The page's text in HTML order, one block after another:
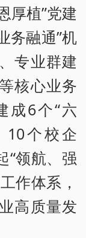
厚植”党建
务融通”机
专业群建
核心业务
成6个“六
10个校企
“领航、强
作体系，
高质量发